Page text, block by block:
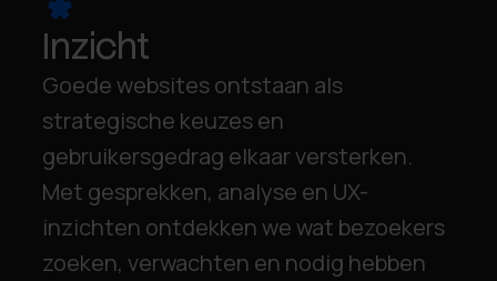
Inzicht
Goede websites ontstaan als
strategische keuzes en
gebruikersgedrag elkaar versterken.
Met gesprekken, analyse en UX-
inzichten ontdekken we wat bezoekers
zoeken, verwachten en nodig hebben